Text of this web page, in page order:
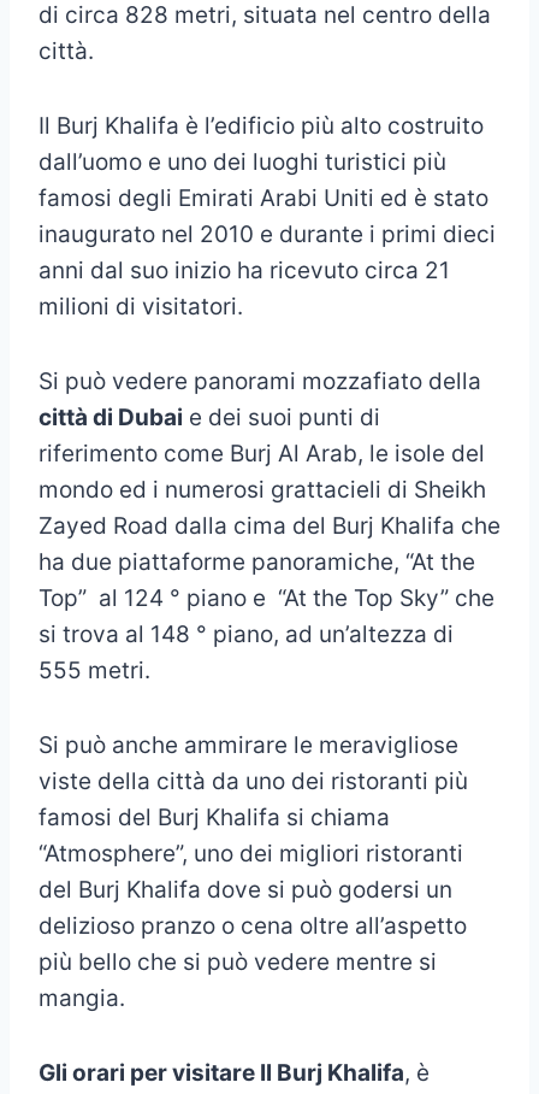
di circa 828 metri, situata nel centro della
città.
Il Burj Khalifa è l’edificio più alto costruito
dall’uomo e uno dei luoghi turistici più
famosi degli Emirati Arabi Uniti ed è stato
inaugurato nel 2010 e durante i primi dieci
anni dal suo inizio ha ricevuto circa 21
milioni di visitatori.
Si può vedere panorami mozzafiato della
città di Dubai e dei suoi punti di
riferimento come Burj Al Arab, le isole del
mondo ed i numerosi grattacieli di Sheikh
Zayed Road dalla cima del Burj Khalifa che
ha due piattaforme panoramiche, “At the
Top” al 124 ° piano e “At the Top Sky” che
si trova al 148 ° piano, ad un’altezza di
555 metri.
Si può anche ammirare le meravigliose
viste della città da uno dei ristoranti più
famosi del Burj Khalifa si chiama
“Atmosphere”, uno dei migliori ristoranti
del Burj Khalifa dove si può godersi un
delizioso pranzo o cena oltre all’aspetto
più bello che si può vedere mentre si
mangia.
Gli orari per visitare Il Burj Khalifa, è